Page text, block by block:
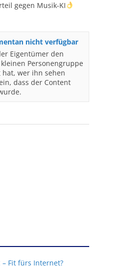
gegen Musik-KI
nicht verfügbar
Eigentümer den
Personengruppe
wer ihn sehen
dass der Content
Fit fürs Internet?